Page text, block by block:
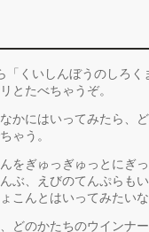
「くいしんぼうのしろく
とたべちゃうぞ。
かにはいってみたら、
ゃう。
をぎゅっぎゅっとにぎっ
ぶ、えびのてんぷらも
こんとはいってみたい
どのかたちのウインナ